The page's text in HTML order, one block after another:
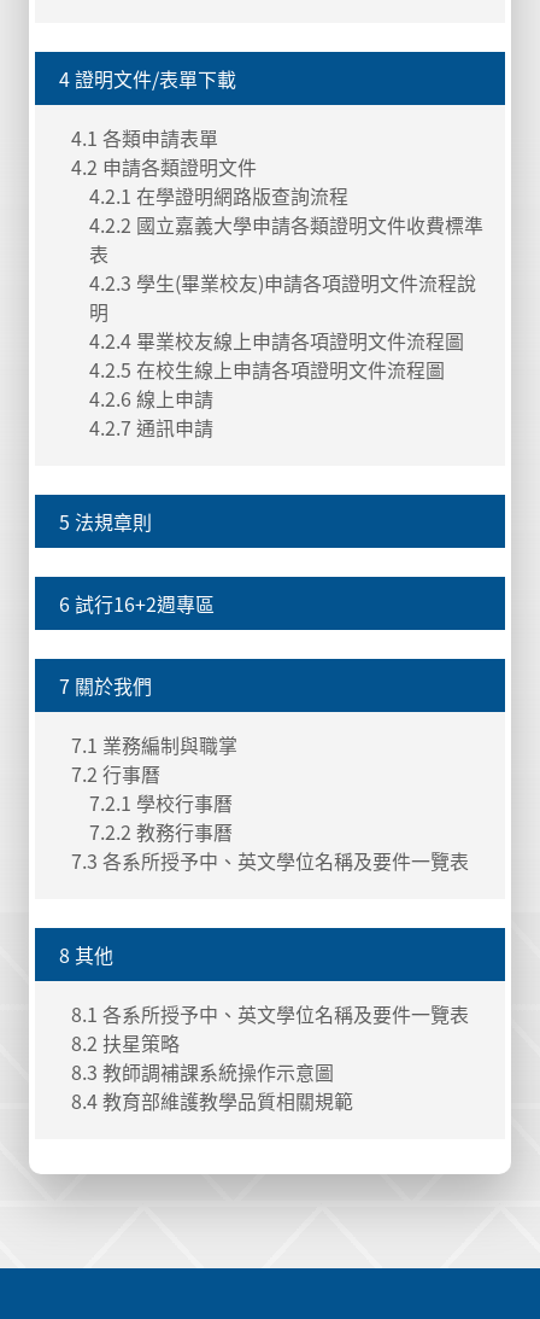
4 證明文件/表單下載
4.1 各類申請表單
4.2 申請各類證明文件
4.2.1 在學證明網路版查詢流程
4.2.2 國立嘉義大學申請各類證明文件收費標準
表
4.2.3 學生(畢業校友)申請各項證明文件流程說
明
4.2.4 畢業校友線上申請各項證明文件流程圖
4.2.5 在校生線上申請各項證明文件流程圖
4.2.6 線上申請
4.2.7 通訊申請
5 法規章則
6 試行16+2週專區
7 關於我們
7.1 業務編制與職掌
7.2 行事曆
7.2.1 學校行事曆
7.2.2 教務行事曆
7.3 各系所授予中、英文學位名稱及要件一覽表
8 其他
8.1 各系所授予中、英文學位名稱及要件一覽表
8.2 扶星策略
8.3 教師調補課系統操作示意圖
8.4 教育部維護教學品質相關規範